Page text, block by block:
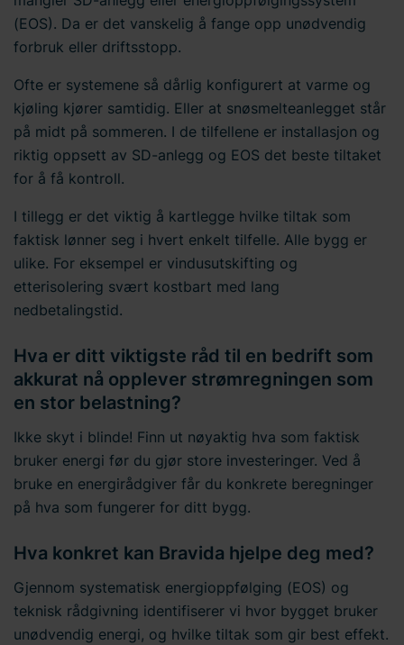
(EOS). Da er det vanskelig å fange opp unødvendig
forbruk eller driftsstopp.
Ofte er systemene så dårlig konfigurert at varme og
kjøling kjører samtidig. Eller at snøsmelteanlegget står
på midt på sommeren. I de tilfellene er installasjon og
riktig oppsett av SD-anlegg og EOS det beste tiltaket
for å få kontroll.
I tillegg er det viktig å kartlegge hvilke tiltak som
faktisk lønner seg i hvert enkelt tilfelle. Alle bygg er
ulike. For eksempel er vindusutskifting og
etterisolering svært kostbart med lang
nedbetalingstid.
Hva er ditt viktigste råd til en bedrift som
akkurat nå opplever strømregningen som
en stor belastning?
Ikke skyt i blinde! Finn ut nøyaktig hva som faktisk
bruker energi før du gjør store investeringer. Ved å
bruke en energirådgiver får du konkrete beregninger
på hva som fungerer for ditt bygg.
Hva konkret kan Bravida hjelpe deg med?
Gjennom systematisk energioppfølging (EOS) og
teknisk rådgivning identifiserer vi hvor bygget bruker
unødvendig energi, og hvilke tiltak som gir best effekt.